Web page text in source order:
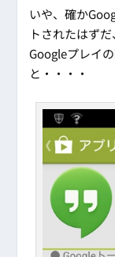
いや、確か
トされたはずだ
Googleプレイ
と・・・・